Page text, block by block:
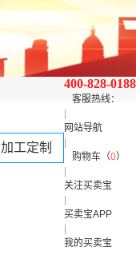
400-828-0188
客服热线：
网站导航
购物车（0）
关注买卖宝
买卖宝APP
我的买卖宝
加工定制